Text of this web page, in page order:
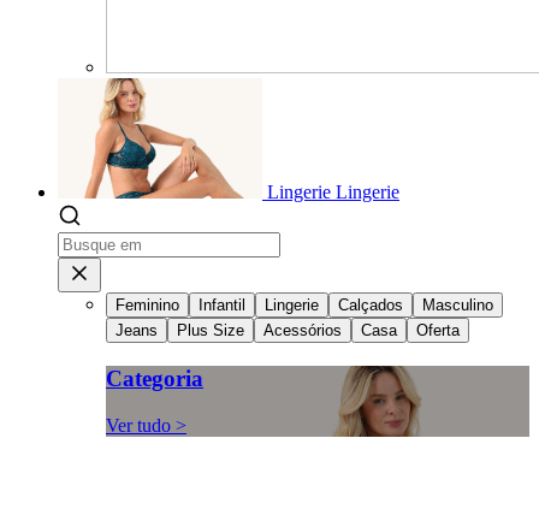
Lingerie Lingerie
Feminino Infantil Lingerie Calçados
Masculino
Jeans
Plus Size Acessórios Casa Oferta
Categoria
Ver tudo >